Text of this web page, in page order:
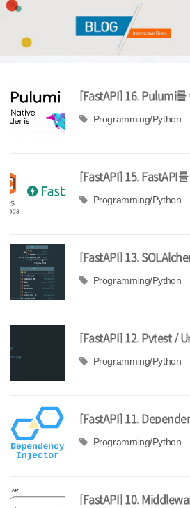
[FastAPI] 16. Pulumi를
Serverless 환경 구축해
Programming/Python
[FastAPI] 15. FastAPI
방법 - Mangum
Programming/Python
[FastAPI] 13.
관계 데이터 매핑
Programming/Python
[FastAPI] 12. Pytest /
코드 작성
Programming/Python
[FastAPI] 11.
존성 관리
Programming/Python
[FastAPI] 10.